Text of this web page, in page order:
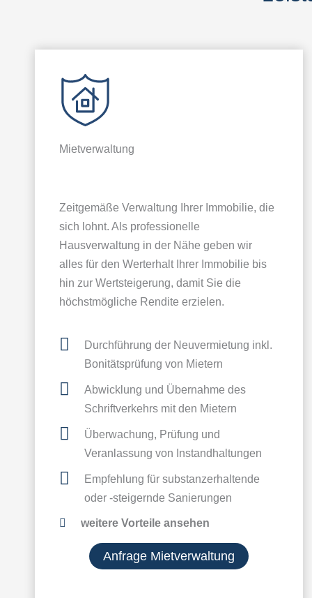
Mietverwaltung
Zeitgemäße Verwaltung Ihrer Immobilie, die
sich lohnt. Als professionelle
Hausverwaltung in der Nähe geben wir
alles für den Werterhalt Ihrer Immobilie bis
hin zur Wertsteigerung, damit Sie die
höchstmögliche Rendite erzielen.
Durchführung der Neuvermietung inkl.
Bonitätsprüfung von Mietern
Abwicklung und Übernahme des
Schriftverkehrs mit den Mietern
Überwachung, Prüfung und
Veranlassung von Instandhaltungen
Empfehlung für substanzerhaltende
oder -steigernde Sanierungen
weitere Vorteile ansehen
Anfrage Mietverwaltung